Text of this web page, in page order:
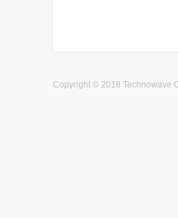
Copyright © 2018 Technowave